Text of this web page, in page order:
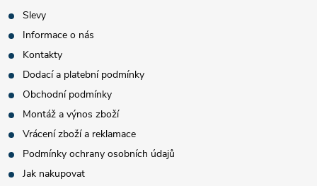
Slevy
Informace o nás
Kontakty
Dodací a platební podmínky
Obchodní podmínky
Montáž a výnos zboží
Vrácení zboží a reklamace
Podmínky ochrany osobních údajů
Jak nakupovat